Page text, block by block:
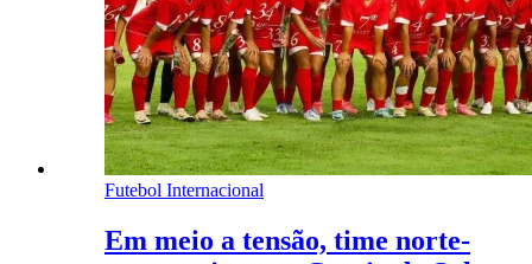
Futebol Internacional
Em meio a tensão, time norte-